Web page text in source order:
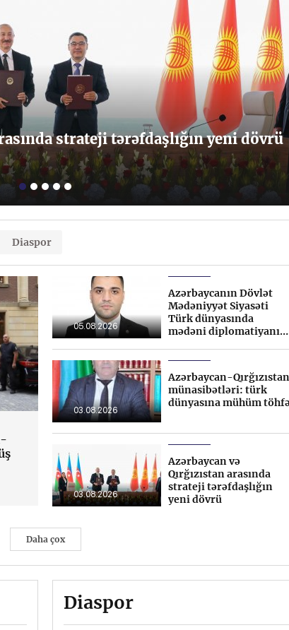
və inkişafı dövlət siyasətinin
Diaspor
05.08.2026
Azərbaycanın Dövlət
Mədəniyyət Siyasəti
Türk dünyasında
mədəni diplomatiyanı
mexanizmlərin
prioritetləşdirməsinə
gətirib çıxarıb
03.08.2026
Azərbaycan-Qırğızıstan
münasibətləri: türk
dünyasına mühüm
03.08.2026
Azərbaycan və
Qırğızıstan arasında
strateji tərəfdaşlığın
yeni dövrü
Daha çox
Diaspor